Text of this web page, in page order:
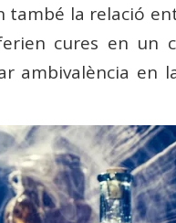
també la relació
cures en
ambivalència en